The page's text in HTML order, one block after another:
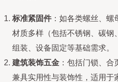
标准紧固件 ：如各类螺丝、
材质多样（包括不锈钢、碳钢
组装、设备固定等基础需求。
建筑装饰五金 ：包括门锁、
兼具实用性与装饰性，适用于